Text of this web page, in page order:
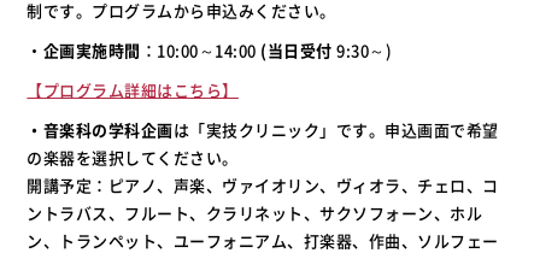
制です。プログラムから申込みください。
・ 企画実施時間 ：10:00～14:00 (当日受付 9:30～)
【プログラム詳細はこちら】
・音楽科の学科企画は「実技クリニック」です。申込画面で希望
の楽器を選択してください。
開講予定：ピアノ、声楽、ヴァイオリン、ヴィオラ、チェロ、コ
ントラバス、フルート、クラリネット、サクソフォーン、ホル
ン、トランペット、ユーフォニアム、打楽器、作曲、ソルフェー